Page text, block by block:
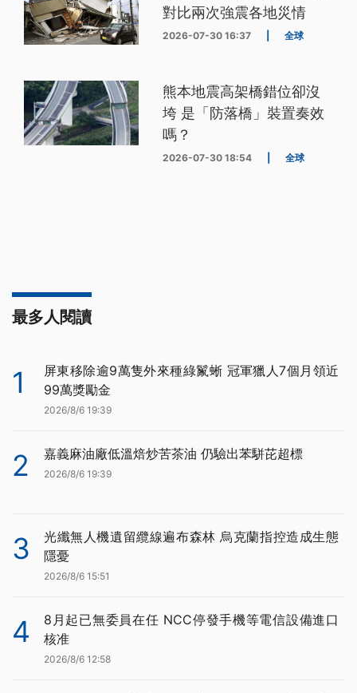
對比兩次強震各地災情
2026-07-30 16:37 全球
熊本地震高架橋錯位卻沒
垮 是「防落橋」裝置奏效
嗎？
2026-07-30 18:54 全球
最多人閱讀
1
屏東移除逾9萬隻外來種綠鬣蜥 冠軍獵人7個月領近
99萬獎勵金
2026/8/6 19:39
2 嘉義麻油廠低溫焙炒苦茶油 仍驗出苯駢芘超標
2026/8/6 19:39
3
光纖無人機遺留纜線遍布森林 烏克蘭指控造成生態
隱憂
2026/8/6 15:51
4
8月起已無委員在任 NCC停發手機等電信設備進口
核准
2026/8/6 12:58